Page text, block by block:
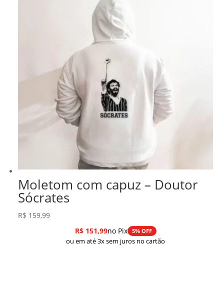
Moletom com capuz – Doutor
Sócrates
R$ 159,99
R$151,99no Pix 5% OFF
ou em até 3x sem juros no cartão